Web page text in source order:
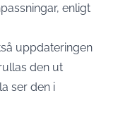
enligt
uppdateringen
den ut
ser den i